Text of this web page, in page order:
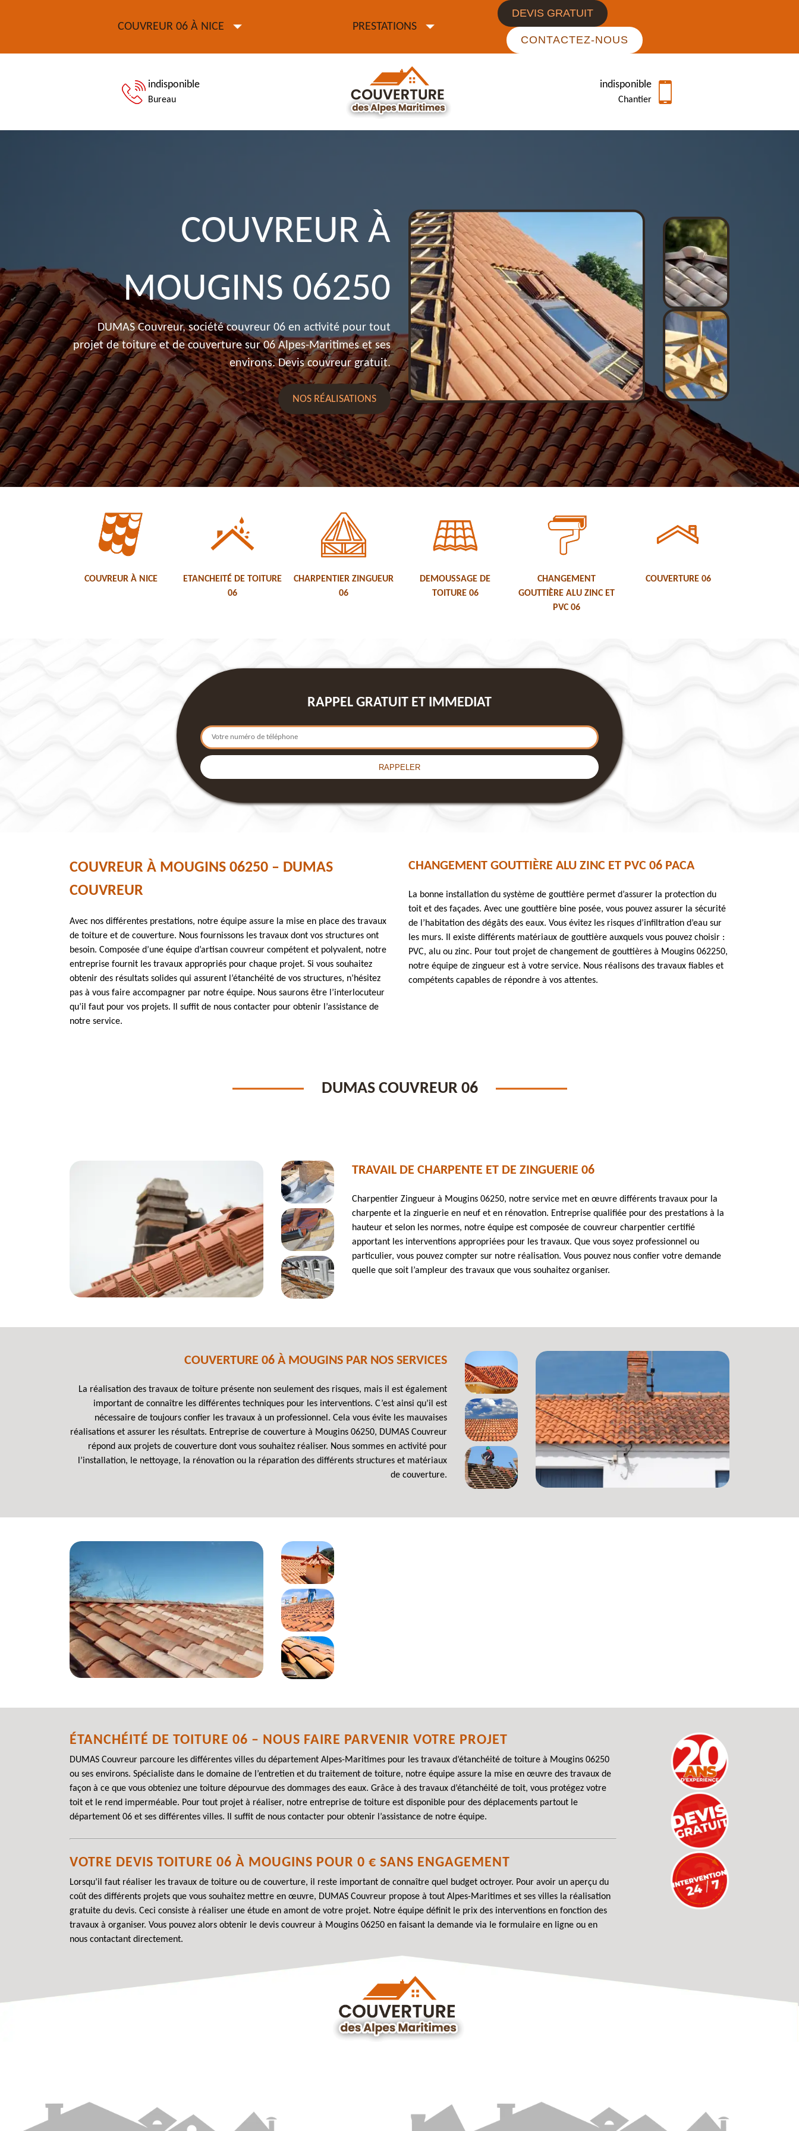
COUVREUR 06 À NICE PRESTATIONS
DEVIS GRATUIT
CONTACTEZ-NOUS
indisponible
Bureau
indisponible
Chantier
COUVREUR À
MOUGINS 06250
DUMAS Couvreur, société couvreur 06 en activité pour tout
projet de toiture et de couverture sur 06 Alpes-Maritimes et ses
environs. Devis couvreur gratuit.
NOS RÉALISATIONS
COUVREUR À NICE
ETANCHEITÉ DE TOITURE
06
CHARPENTIER ZINGUEUR
06
DEMOUSSAGE DE
TOITURE 06
CHANGEMENT
GOUTTIÈRE ALU ZINC ET
PVC 06
COUVERTURE 06
RAPPEL GRATUIT ET IMMEDIAT
COUVREUR À MOUGINS 06250 – DUMAS
COUVREUR
Avec nos différentes prestations, notre équipe assure la mise en place des travaux
de toiture et de couverture. Nous fournissons les travaux dont vos structures ont
besoin. Composée d’une équipe d’artisan couvreur compétent et polyvalent, notre
entreprise fournit les travaux appropriés pour chaque projet. Si vous souhaitez
obtenir des résultats solides qui assurent l’étanchéité de vos structures, n’hésitez
pas à vous faire accompagner par notre équipe. Nous saurons être l’interlocuteur
qu’il faut pour vos projets. Il suffit de nous contacter pour obtenir l’assistance de
notre service.
CHANGEMENT GOUTTIÈRE ALU ZINC ET PVC 06 PACA
La bonne installation du système de gouttière permet d’assurer la protection du
toit et des façades. Avec une gouttière bine posée, vous pouvez assurer la sécurité
de l’habitation des dégâts des eaux. Vous évitez les risques d’infiltration d’eau sur
les murs. Il existe différents matériaux de gouttière auxquels vous pouvez choisir :
PVC, alu ou zinc. Pour tout projet de changement de gouttières à Mougins 062250,
notre équipe de zingueur est à votre service. Nous réalisons des travaux fiables et
compétents capables de répondre à vos attentes.
DUMAS COUVREUR 06
TRAVAIL DE CHARPENTE ET DE ZINGUERIE 06
Charpentier Zingueur à Mougins 06250, notre service met en œuvre différents travaux pour la
charpente et la zinguerie en neuf et en rénovation. Entreprise qualifiée pour des prestations à la
hauteur et selon les normes, notre équipe est composée de couvreur charpentier certifié
apportant les interventions appropriées pour les travaux. Que vous soyez professionnel ou
particulier, vous pouvez compter sur notre réalisation. Vous pouvez nous confier votre demande
quelle que soit l’ampleur des travaux que vous souhaitez organiser.
COUVERTURE 06 À MOUGINS PAR NOS SERVICES
La réalisation des travaux de toiture présente non seulement des risques, mais il est également
important de connaître les différentes techniques pour les interventions. C’est ainsi qu’il est
nécessaire de toujours confier les travaux à un professionnel. Cela vous évite les mauvaises
réalisations et assurer les résultats. Entreprise de couverture à Mougins 06250, DUMAS Couvreur
répond aux projets de couverture dont vous souhaitez réaliser. Nous sommes en activité pour
l’installation, le nettoyage, la rénovation ou la réparation des différents structures et matériaux
de couverture.
ÉTANCHÉITÉ DE TOITURE 06 – NOUS FAIRE PARVENIR VOTRE PROJET
DUMAS Couvreur parcoure les différentes villes du département Alpes-Maritimes pour les travaux d’étanchéité de toiture à Mougins 06250
ou ses environs. Spécialiste dans le domaine de l’entretien et du traitement de toiture, notre équipe assure la mise en œuvre des travaux de
façon à ce que vous obteniez une toiture dépourvue des dommages des eaux. Grâce à des travaux d’étanchéité de toit, vous protégez votre
toit et le rend imperméable. Pour tout projet à réaliser, notre entreprise de toiture est disponible pour des déplacements partout le
département 06 et ses différentes villes. Il suffit de nous contacter pour obtenir l’assistance de notre équipe.
VOTRE DEVIS TOITURE 06 À MOUGINS POUR 0 € SANS ENGAGEMENT
Lorsqu’il faut réaliser les travaux de toiture ou de couverture, il reste important de connaître quel budget octroyer. Pour avoir un aperçu du
coût des différents projets que vous souhaitez mettre en œuvre, DUMAS Couvreur propose à tout Alpes-Maritimes et ses villes la réalisation
gratuite du devis. Ceci consiste à réaliser une étude en amont de votre projet. Notre équipe définit le prix des interventions en fonction des
travaux à organiser. Vous pouvez alors obtenir le devis couvreur à Mougins 06250 en faisant la demande via le formulaire en ligne ou en
nous contactant directement.